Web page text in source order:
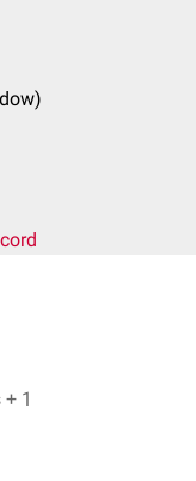
Lukas Ignucz, Dr. Frank Antwerpes + 1